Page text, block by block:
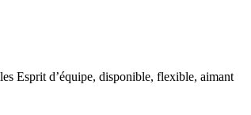
Esprit d’équipe, disponible, flexible, aimant